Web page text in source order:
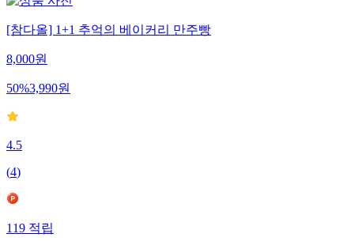
[참다올] 1+1 추억의 베이커리 만주빵
8,000원
50%3,990원
4.5
(4)
119적립